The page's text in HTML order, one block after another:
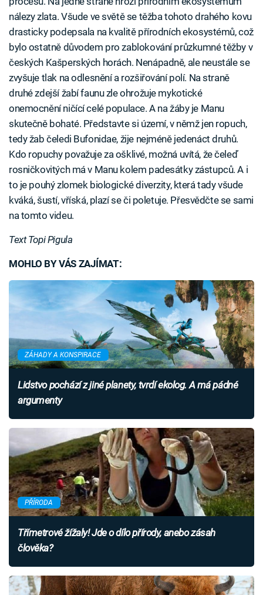
nálezy zlata. Všude ve světě se těžba tohoto drahého kovu
drasticky podepsala na kvalitě přírodních ekosystémů, což
bylo ostatně důvodem pro zablokování průzkumné těžby v
českých Kašperských horách. Nenápadně, ale neustále se
zvyšuje tlak na odlesnění a rozšiřování polí. Na straně
druhé zdejší žabí faunu zle ohrožuje mykotické
onemocnění ničící celé populace. A na žáby je Manu
skutečně bohaté. Představte si území, v němž jen ropuch,
tedy žab čeledi Bufonidae, žije nejméně jedenáct druhů.
Kdo ropuchy považuje za ošklivé, možná uvítá, že čeleď
rosničkovitých má v Manu kolem padesátky zástupců. A i
to je pouhý zlomek biologické diverzity, která tady všude
kváká, šustí, vříská, plazí se či poletuje. Přesvědčte se sami
na tomto videu.
Text Topi Pigula
MOHLO BY VÁS ZAJÍMAT:
ZÁHADY A KONSPIRACE
Lidstvo pochází z jiné planety, tvrdí ekolog. A má pádné
argumenty
PŘÍRODA
Třímetrové žížaly! Jde o dílo přírody, anebo zásah
člověka?